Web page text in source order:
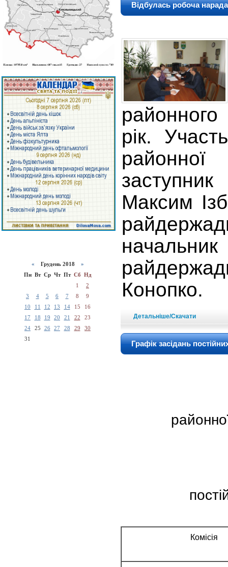
« Грудень 2018 »
Пн Вт Ср Чт Пт Сб Нд
1
2
3
4 5 6 7 8
9
10
11 12 13 14 15
16
17
18 19 20 21 22
23
24
25 26 27 28 29
30
31
Відбулась робоча
рік.
Максим
Конопко.
Детальніше/Скачати
Графік засідань
Комісія